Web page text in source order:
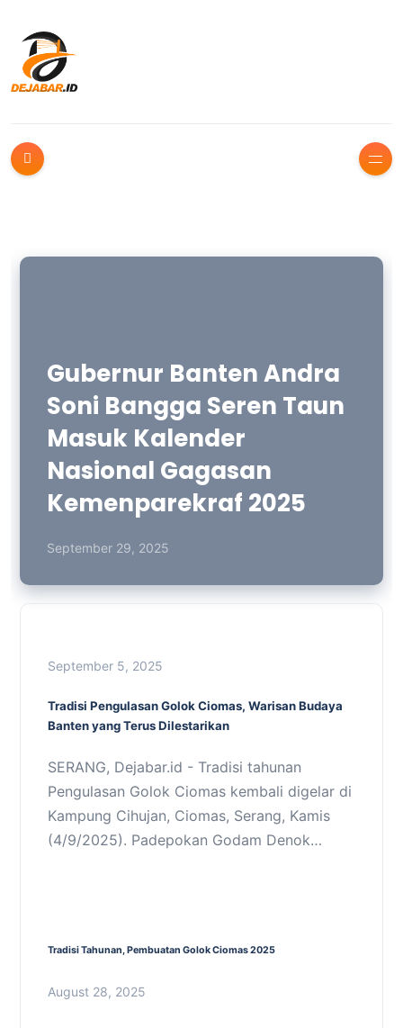
Gubernur Banten Andra
Soni Bangga Seren Taun
Masuk Kalender
Nasional Gagasan
Kemenparekraf 2025
September 29, 2025
September 5, 2025
Tradisi Pengulasan Golok Ciomas, Warisan Budaya
Banten yang Terus Dilestarikan
SERANG, Dejabar.id - Tradisi tahunan
Pengulasan Golok Ciomas kembali digelar di
Kampung Cihujan, Ciomas, Serang, Kamis
(4/9/2025). Padepokan Godam Denok…
Tradisi Tahunan, Pembuatan Golok Ciomas 2025
August 28, 2025